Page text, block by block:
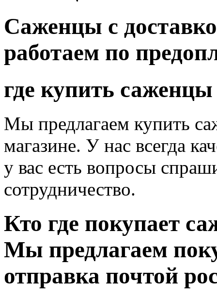
Саженцы с
работаем по
где купить саженцы
Мы предлагаем купить
магазине. У нас всегда
у вас есть вопросы
сотрудничество.
Кто где покупает
Мы предлагаем
отправка почтой